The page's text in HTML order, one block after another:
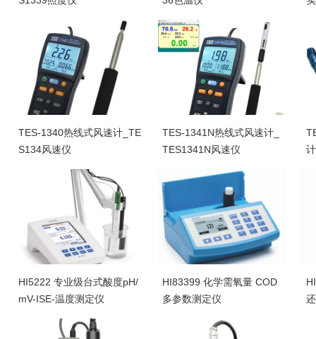
TES-1340热线式风速计_TE
S134风速仪
TES-1341N热线式风速计_
TES1341N风速仪
HI5222 专业级台式酸度pH/
mV-ISE-温度测定仪
HI83399 化学需氧量 COD
多参数测定仪